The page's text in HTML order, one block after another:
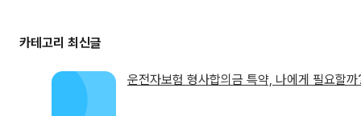
운전자보험 형사합의금 특약, 나에게 필요할까